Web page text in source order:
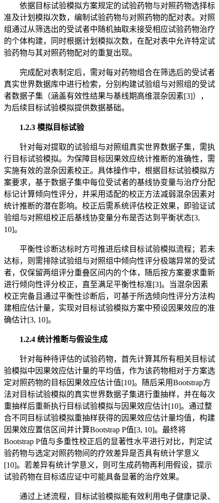
依据目标试验模拟方案规定的试验药物与对照药物选择标
准及计划模拟次数，编制试验药物与对照药物的配对表。对照
组通过从筛选出的受试者中随机抽取未接受相应试验药物治疗
的个体构建，同时根据计划模拟次数，在配对表中允许特定试
验药物与其对照药物配对的重复出现。
完成配对表制定后，需对每对药物组合在筛选后的受试者
真实世界数据库中进行检索，分别构建试验组与对照组的受试
者数据子集（涵盖有效性结果与基线期高维混杂因素[3]），
为后续目标试验模拟提供数据基础。
1.2.3 模拟目标试验
针对每对提取的试验组与对照组真实世界数据子集，需执
行目标试验模拟。为保障目标因果效应统计推断的准确性，需
实施有效的混杂因素校正。具体操作中，根据目标试验模拟方
案要求，基于数据子集中每位受试者的基线协变量与治疗分配
标记计算倾向性评分，并采用适配的校正方法减弱混杂因素对
统计推断的潜在影响。校正后需系统评估校正效果，即验证试
验组与对照组校正后基线协变量分布是否达到平衡状态[3,
10]。
平衡性诊断达标时方可推进后续目标试验模拟流程；若未
达标，则需排除试验组与对照组中倾向性评分极端异常的受试
者，仅保留两组评分重叠区间内的个体，随后按方案要求重新
进行倾向性评分校正，直至满足平衡性标准[3]。当混杂因素
校正完备且通过平衡性诊断后，可基于所选倾向性评分方法构
建相应估计量，实现对目标试验模拟方案中预设因果效应的准
确估计[3, 10]。
1.2.4 统计推断与假设生成
针对每种待评估的试验药物，首先计算其所有相关目标试
验模拟中因果效应估计量的平均值，作为该药物相对于方案选
定对照药物的目标因果效应估计值[10]。随后采用Bootstrap方
法对目标试验模拟的真实世界数据子集进行重抽样，并在每次
重抽样后重新执行目标试验模拟与因果效应估计[10]。通过整
合不同目标试验模拟重抽样获得的因果效应估计量均值，构建
因果效应置信区间并计算Bootstrap P值[3, 10]。最终将
Bootstrap P值与多重性校正后的显著性水平进行对比，判定试
验药物与选定对照药物间的疗效差异是否具有统计学意义
[10]。若差异有统计学意义，则可生成药物再利用假设，提示
试验药物在目标适应证中可能具备显著的治疗效果。
通过上述流程，目标试验模拟能有效利用电子健康记录、